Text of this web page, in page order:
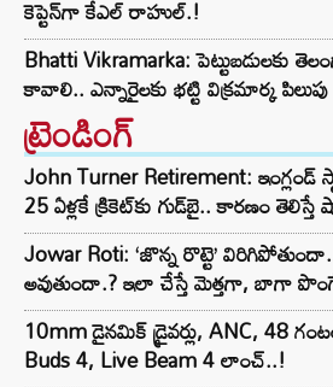
కెప్టెన్‌గా కేఎల్ రాహుల్.!
Bhatti Vikramarka: పెట్టుబడులకు
కావాలి.. ఎన్నారైలకు భట్టి విక్రమార్క పిలుపు
ట్రెండింగ్‌
John Turner Retirement: ఇంగ్లండ్
25 ఏళ్లకే క్రికెట్‌కు గుడ్‌బై.. కారణం తెలిస్తే
Jowar Roti: ‘జొన్న రొట్టె’
అవుతుందా.? ఇలా చేస్తే మెత్తగా, బాగా
10mm డైనమిక్ డ్రైవర్లు, ANC, 48
Buds 4, Live Beam 4 లాంచ్..!